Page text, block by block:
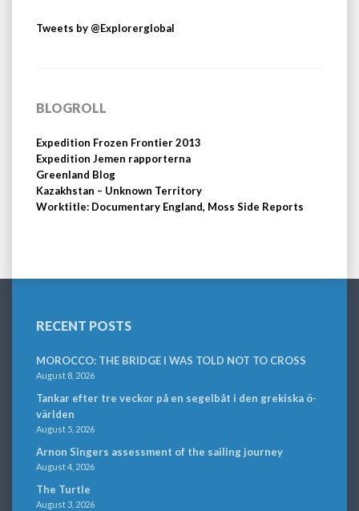
Tweets by @Explorerglobal
BLOGROLL
Expedition Frozen Frontier 2013
Expedition Jemen rapporterna
Greenland Blog
Kazakhstan – Unknown Territory
Worktitle: Documentary England, Moss Side Reports
RECENT POSTS
MOROCCO: THE BRIDGE I WAS TOLD NOT TO CROSS
August 8, 2026
Tankar efter tre veckor på en segelbåt i den grekiska ö-
världen
August 5, 2026
Arnon Singers assessment of the sailing journey
August 4, 2026
The Turtle
August 3, 2026